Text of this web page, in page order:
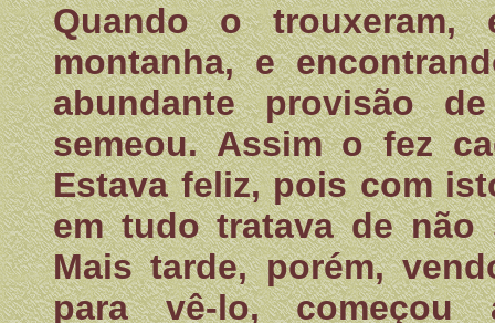
Quando o
montanha, e
abundante provisão
semeou. Assim o fez
Estava feliz, pois com
em tudo tratava de não
Mais tarde, porém,
para vê-lo, começou